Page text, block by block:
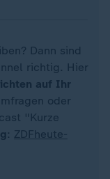
Dann sind
richtig. Hier
auf Ihr
oder
"Kurze
: ZDFheute-